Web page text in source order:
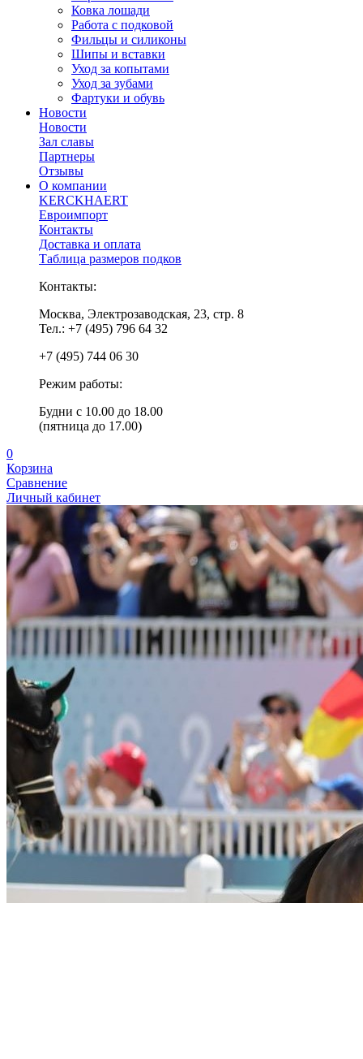
Ковка лошади
Работа с подковой
Фильцы и силиконы
Шипы и вставки
Уход за копытами
Уход за зубами
Фартуки и обувь
Новости
Новости
Зал славы
Партнеры
Отзывы
О компании
KERCKHAERT
Евроимпорт
Контакты
Доставка и оплата
Таблица размеров подков
Контакты:
Москва, Электрозаводская, 23, стр. 8
Тел.: +7 (495) 796 64 32
+7 (495) 744 06 30
Режим работы:
Будни с 10.00 до 18.00
(пятница до 17.00)
0
Корзина
Сравнение
Личный кабинет